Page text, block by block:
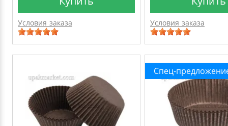
Условия заказа Условия заказа
Спец-